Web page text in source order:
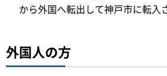
から外国へ転出して神戸市に転入
外国人の方